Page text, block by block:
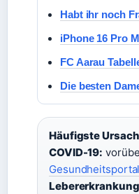
Habt ihr noch
iPhone 16 Pro
FC Aarau
Die besten
Häufigste
COVID-19:
Gesundheitsportal